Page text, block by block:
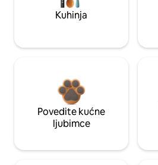
Kuhinja
Povedite kućne
ljubimce